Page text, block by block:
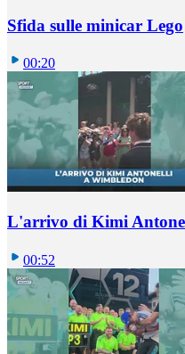
Sfida sulle minicar Lego
00:20
L'arrivo di Kimi
00:52